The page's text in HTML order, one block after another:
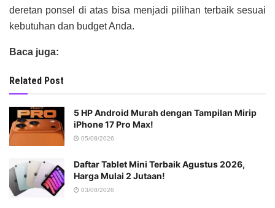
deretan ponsel di atas bisa menjadi pilihan terbaik sesuai
kebutuhan dan budget Anda.
Baca juga:
Related Post
5 HP Android Murah dengan Tampilan Mirip
iPhone 17 Pro Max!
05/08/2026
Daftar Tablet Mini Terbaik Agustus 2026,
Harga Mulai 2 Jutaan!
03/08/2026